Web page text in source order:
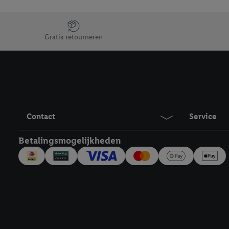
Jouw voordelen bij ons als Lidl webshop klant
Gratis retourneren
Contact Service
Betalingsmogelijkheden